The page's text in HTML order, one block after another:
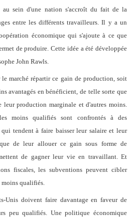
au sein d'une nation s'accroît du fait de la
entre les différents travailleurs. Il y a un
économique qui s'ajoute à ce que
de produire. Cette idée a été développée
John Rawls.
marché répartir ce gain de production, soit
avantagés en bénéficient, de telle sorte que
leur production marginale et d'autres moins.
moins qualifiés sont confrontés à des
tendent à faire baisser leur salaire et leur
de leur allouer ce gain sous forme de
de gagner leur vie en travaillant. Et
fiscales, les subventions peuvent cibler
qualifiés.
Unis doivent faire davantage en faveur de
peu qualifiés. Une politique économique